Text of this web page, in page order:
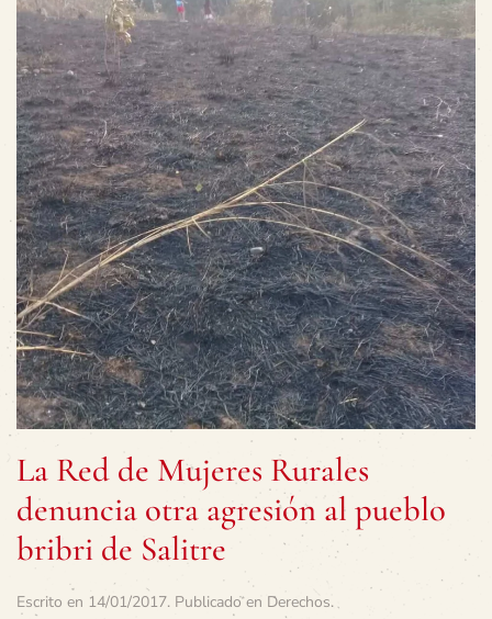
La Red de Mujeres Rurales
denuncia otra agresión al pueblo
bribri de Salitre
Escrito en 14/01/2017. Publicado en Derechos.